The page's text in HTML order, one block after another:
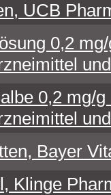
UCB
0,2
0,2 mg/
Bayer
Klinge